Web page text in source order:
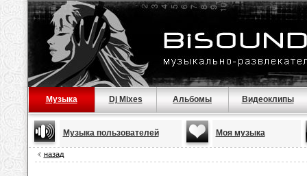
Музыка Dj Mixes Альбомы Видеоклипы
Музыка пользователей Моя музыка
назад